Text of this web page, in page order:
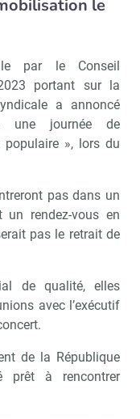
le
par le Conseil
portant sur la
a annoncé
une journée de
populaire », lors du
pas dans un
un rendez-vous en
pas le retrait de
de qualité, elles
avec l’exécutif
de la République
prêt à rencontrer
Je déciderai plus
tard